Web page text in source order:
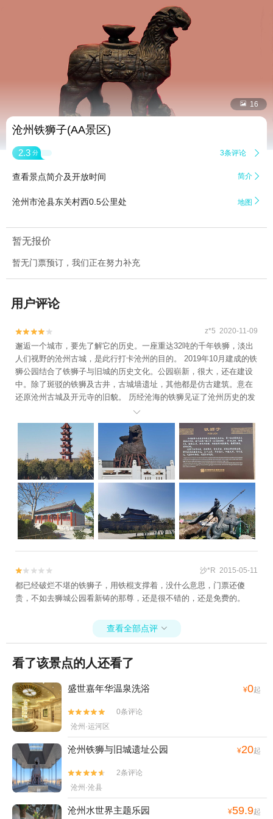
 16
沧州铁狮子(AA景区)
2.3 分 3条评论 
查看景点简介及开放时间 简介 
沧州市沧县东关村西0.5公里处 地图 
暂无报价
暂无门票预订，我们正在努力补充
用户评论

 z*5 2020-11-09
邂逅一个城市，要先了解它的历史。一座重达32吨的千年铁狮，淡出
人们视野的沧州古城，是此行打卡沧州的目的。 2019年10月建成的铁
狮公园结合了铁狮子与旧城的历史文化。公园崭新，很大，还在建设
中。除了斑驳的铁狮及古井，古城墙遗址，其他都是仿古建筑。意在
还原沧州古城及开元寺的旧貌。 历经沧海的铁狮见证了沧州历史的发
展。虽经政府多方保护，但铁狮依旧损毁严重。 路过沧州的朋友，如
果得空还是来这里一睹它的风采吧！ 祖宗留下的铁狮子最薄处3厘
米，最厚处可达35厘米，佩服先辈们的铸铁工艺。高大伟岸的千年铁
狮，不愧是中国的狮子王。 门票20元一张，停车一辆五元 价格还是
挺公道的。 细心逛逛，两个小时足矣


 沙*R 2015-05-11
都已经破烂不堪的铁狮子，用铁棍支撑着，没什么意思，门票还傻
贵，不如去狮城公园看新铸的那尊，还是很不错的，还是免费的。
查看全部点评 
看了该景点的人还看了
盛世嘉年华温泉洗浴 ¥0起


0条评论
沧州·运河区
沧州铁狮与旧城遗址公园 ¥20起


2条评论
沧州·沧县
沧州水世界主题乐园 ¥59.9起